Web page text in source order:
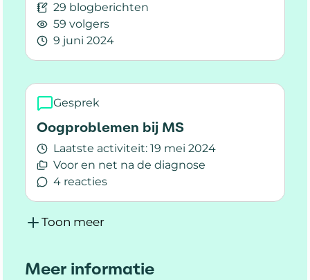
29 blogberichten
59 volgers
9 juni 2024
Lees meer over Visuele klachten bij MS; meer
Gesprek
Oogproblemen bij MS
Laatste activiteit: 19 mei 2024
Voor en net na de diagnose
4 reacties
Lees meer over Oogproblemen bij MS
Toon meer
Meer informatie